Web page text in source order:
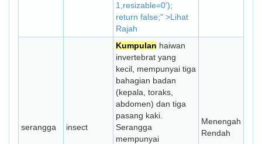
1,resizable=0');
return false;" >Lihat
Rajah
serangga insect
Kumpulan haiwan
invertebrat yang
kecil, mempunyai tiga
bahagian badan
(kepala, toraks,
abdomen) dan tiga
pasang kaki.
Serangga
mempunyai
Menengah
Rendah